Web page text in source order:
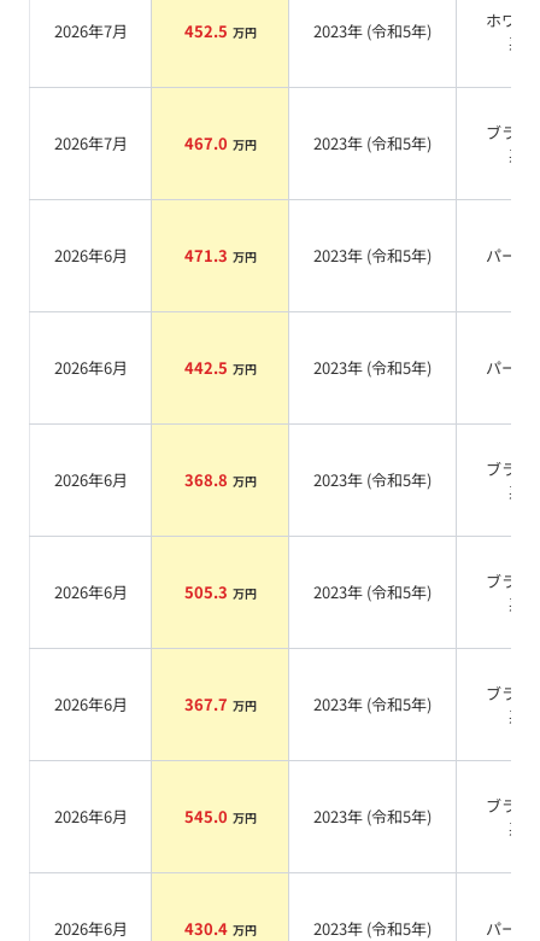
2026年7月 452.5 万円 2023年 (令和5年)
ホワイ
系
2026年7月 467.0 万円 2023年 (令和5年)
ブラウ
系
2026年6月 471.3 万円 2023年 (令和5年) パール
2026年6月 442.5 万円 2023年 (令和5年) パール
2026年6月 368.8 万円 2023年 (令和5年)
ブラッ
系
2026年6月 505.3 万円 2023年 (令和5年)
ブラッ
系
2026年6月 367.7 万円 2023年 (令和5年)
ブラッ
系
2026年6月 545.0 万円 2023年 (令和5年)
ブラッ
系
2026年6月 430.4 万円 2023年 (令和5年) パール